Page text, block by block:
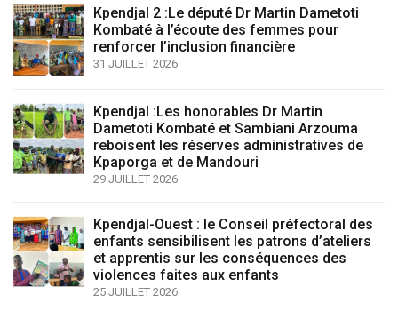
Kpendjal 2 :Le député Dr Martin Dametoti
Kombaté à l’écoute des femmes pour
renforcer l’inclusion financière
31 JUILLET 2026
Kpendjal :Les honorables Dr Martin
Dametoti Kombaté et Sambiani Arzouma
reboisent les réserves administratives de
Kpaporga et de Mandouri
29 JUILLET 2026
Kpendjal-Ouest : le Conseil préfectoral des
enfants sensibilisent les patrons d’ateliers
et apprentis sur les conséquences des
violences faites aux enfants
25 JUILLET 2026